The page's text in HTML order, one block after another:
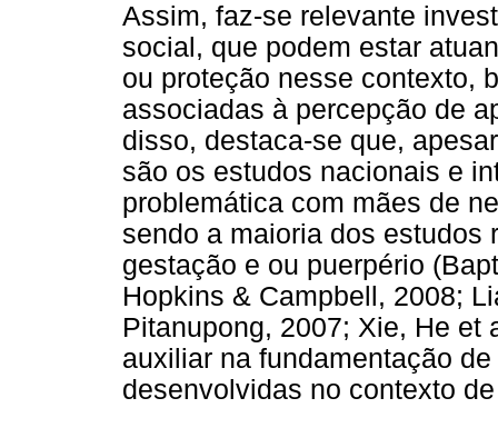
Assim, faz-se relevante
social, que podem estar
ou proteção nesse contexto,
associadas à percepção de
disso, destaca-se que,
são os estudos nacionais e
problemática com mães de
sendo a maioria dos estudos
gestação e ou puerpério
Hopkins & Campbell, 2008;
Pitanupong, 2007; Xie, He et
auxiliar na fundamentação
desenvolvidas no contexto